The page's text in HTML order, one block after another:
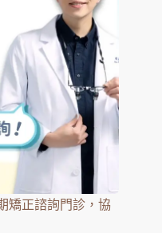
矯正諮詢門診，協